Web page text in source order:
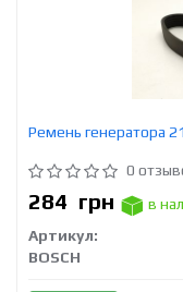
Ремень генератора
0
284 грн
в
Артикул:
BOSCH